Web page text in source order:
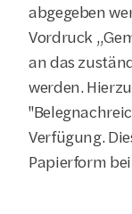
abgegeben
Vordruck
an das
werden.
"
Verfügung.
Papierform